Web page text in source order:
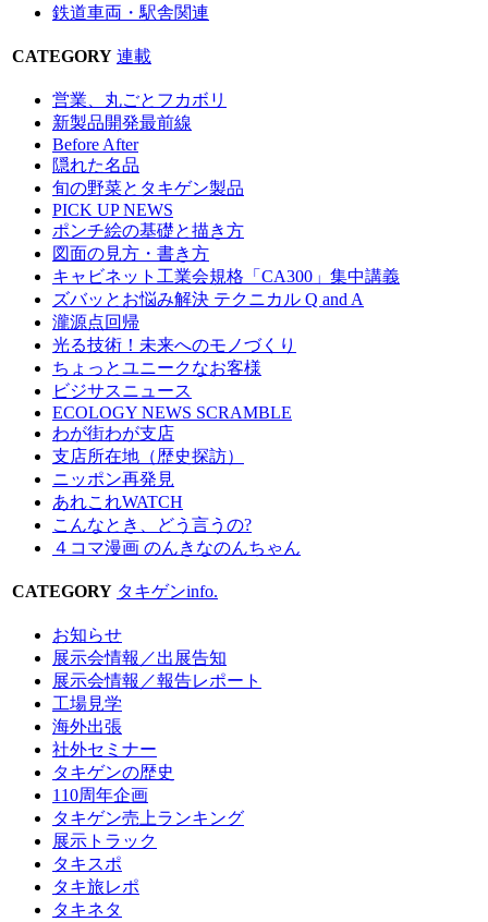
鉄道車両・駅舎関連
CATEGORY 連載
営業、丸ごとフカボリ
新製品開発最前線
Before After
隠れた名品
旬の野菜とタキゲン製品
PICK UP NEWS
ポンチ絵の基礎と描き方
図面の見方・書き方
キャビネット工業会規格「CA300」集中講義
ズバッとお悩み解決 テクニカル Q and A
瀧源点回帰
光る技術！未来へのモノづくり
ちょっとユニークなお客様
ビジサスニュース
ECOLOGY NEWS SCRAMBLE
わが街わが支店
支店所在地（歴史探訪）
ニッポン再発見
あれこれWATCH
こんなとき、どう言うの?
４コマ漫画 のんきなのんちゃん
CATEGORY タキゲンinfo.
お知らせ
展示会情報／出展告知
展示会情報／報告レポート
工場見学
海外出張
社外セミナー
タキゲンの歴史
110周年企画
タキゲン売上ランキング
展示トラック
タキスポ
タキ旅レポ
タキネタ